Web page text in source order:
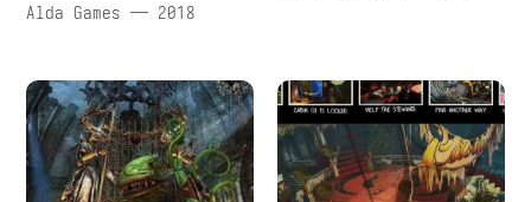
Alda Games — 2018